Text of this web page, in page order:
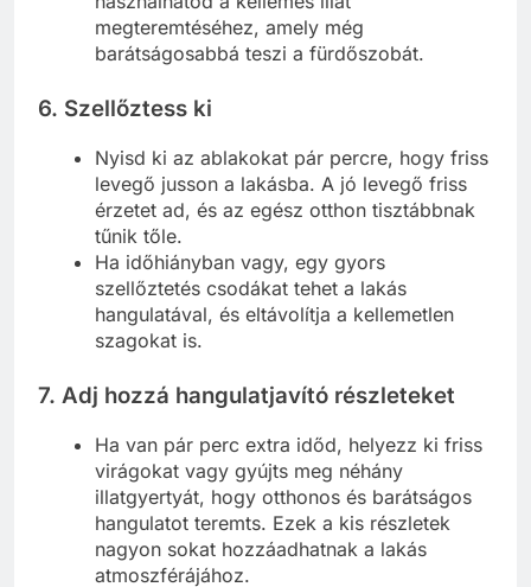
megteremtéséhez, amely még
barátságosabbá teszi a fürdőszobát.
6. Szellőztess ki
Nyisd ki az ablakokat pár percre, hogy friss
levegő jusson a lakásba. A jó levegő friss
érzetet ad, és az egész otthon tisztábbnak
tűnik tőle.
Ha időhiányban vagy, egy gyors
szellőztetés csodákat tehet a lakás
hangulatával, és eltávolítja a kellemetlen
szagokat is.
7. Adj hozzá hangulatjavító részleteket
Ha van pár perc extra időd, helyezz ki friss
virágokat vagy gyújts meg néhány
illatgyertyát, hogy otthonos és barátságos
hangulatot teremts. Ezek a kis részletek
nagyon sokat hozzáadhatnak a lakás
atmoszférájához.